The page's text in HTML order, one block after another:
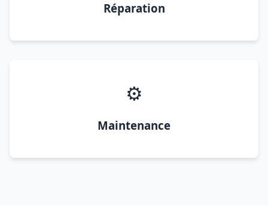
Réparation
⚙️
Maintenance